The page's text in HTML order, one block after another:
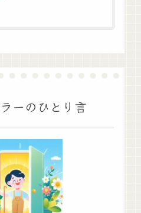
ーのひとり言